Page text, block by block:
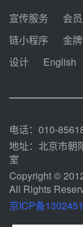
宣传服务 会
链小程序
金
设计
English
电话：010-
地址：北京市朝
室
Copyright ©
All Rights
京ICP备